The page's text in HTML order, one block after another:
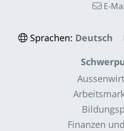
E-
Sprachen: Deutsch
Finanzen